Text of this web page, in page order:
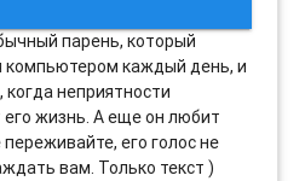
парень, который
компьютером каждый день, и
когда неприятности
жизнь. А еще он любит
его голос не
вам. Только текст )